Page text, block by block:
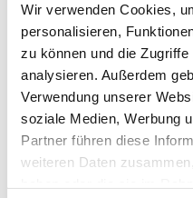
Wir verwenden Cookies,
personalisieren,
zu können und die
analysieren. Außerdem
Verwendung unserer
soziale Medien, Werbung
Partner führen diese
weiteren Daten
Abwassertank: -
Stromversorgung: -
Führerscheinklasse
✔